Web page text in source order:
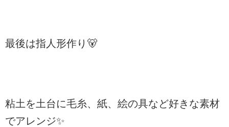
最後は指人形作り🐻
粘土を土台に毛糸、紙、絵の具など好きな素材
でアレンジ✨